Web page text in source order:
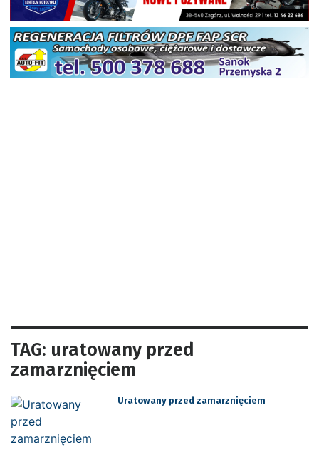
TAG: uratowany przed
zamarznięciem
Uratowany przed zamarznięciem